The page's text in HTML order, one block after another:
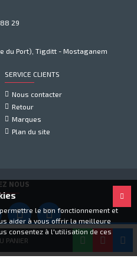
PANIER
29
du Port), Tigditt - Mostaganem
SERVICE CLIENTS
Nous contacter
Retour
Marques
Plan du site
NOUS
Tous droits réservés
le bon fonctionnement et
aider à vous offrir la meilleure
consentez à l'utilisation de ces